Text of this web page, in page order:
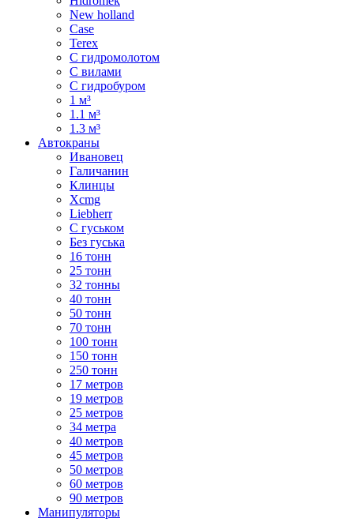
New holland
Case
Terex
С гидромолотом
С вилами
С гидробуром
1 м³
1.1 м³
1.3 м³
Автокраны
Ивановец
Галичанин
Клинцы
Xcmg
Liebherr
С гуськом
Без гуська
16 тонн
25 тонн
32 тонны
40 тонн
50 тонн
70 тонн
100 тонн
150 тонн
250 тонн
17 метров
19 метров
25 метров
34 метра
40 метров
45 метров
50 метров
60 метров
90 метров
Манипуляторы